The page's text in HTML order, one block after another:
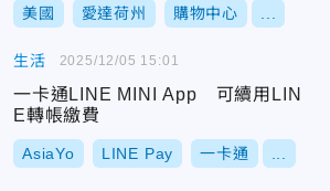
美國 愛達荷州 購物中心
生活
一卡通LINE MINI App 可續用LIN
E轉帳繳費
AsiaYo LINE Pay 一卡通
2025/12/05 15:01